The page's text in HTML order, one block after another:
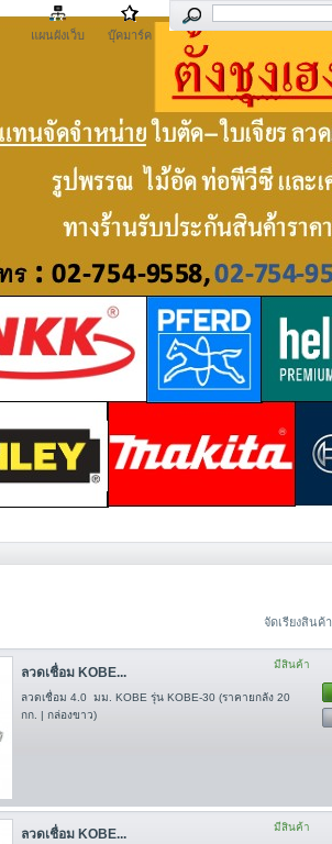
แผนผังเว็บ
บุ๊คมาร์ค
จัดเรียงสินค้า
มีสินค้า
ลวดเชื่อม KOBE...
ลวดเชื่อม 4.0 มม. KOBE รุ่น KOBE-30 (ราคายกลัง 20
กก. | กล่องขาว)
มีสินค้า
ลวดเชื่อม KOBE...